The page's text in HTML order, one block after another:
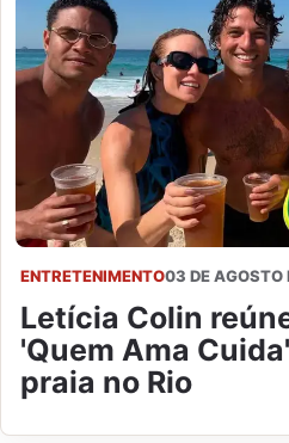
ENTRETENIMENTO03 DE AGOSTO
Letícia Colin
'Quem Ama
praia no Rio